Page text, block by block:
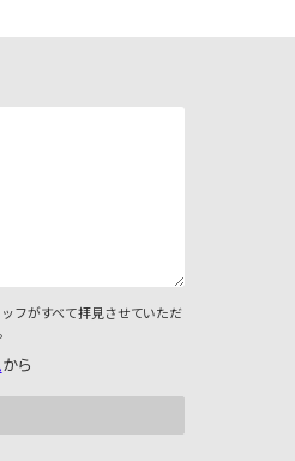
フがすべて拝見させていただ
から